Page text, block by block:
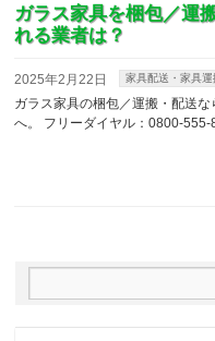
ガラス家具を梱包／運
れる業者は？
2025年2月22日 家具配送・家具運
ガラス家具の梱包／運搬・配送
へ。 フリーダイヤル：0800-555-